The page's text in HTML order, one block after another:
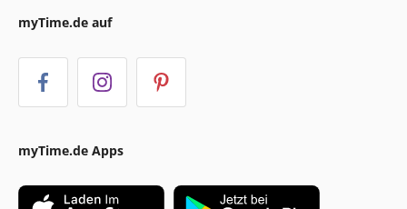
myTime.de auf
myTime.de Apps